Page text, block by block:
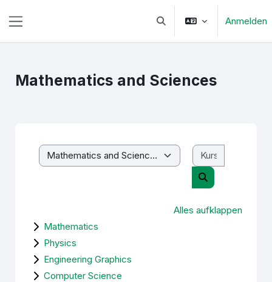
Sucheingabe umschalten
Anmelden
Mathematics and Sciences
Kursbereiche
Kurse suchen
Alles aufklappen
Mathematics
Physics
Engineering Graphics
Computer Science